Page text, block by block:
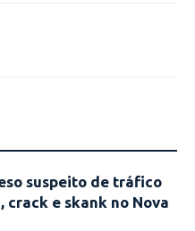
suspeito de tráfico
crack e skank no Nova